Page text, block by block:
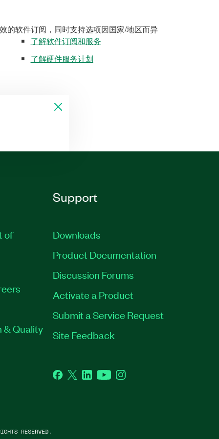
的软件订阅，同时支持选项因国家/地区而异
了解软件订阅和服务
了解硬件服务计划
of
& Quality
Support
Downloads
Product Documentation
Discussion Forums
Activate a Product
Submit a Service Request
Site Feedback
Facebook
TwitterLinkedInYouTubeInstagram
RESERVED.